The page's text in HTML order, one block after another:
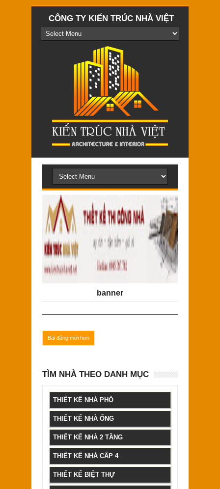
CÔNG TY KIẾN TRÚC NHÀ VIỆT
banner
Bài đăng mới hơn
TÌM NHÀ THEO DANH MỤC
THIẾT KẾ NHÀ PHỐ
THIẾT KẾ NHÀ ỐNG
THIẾT KẾ NHÀ 2 TẦNG
THIẾT KẾ NHÀ CẤP 4
THIẾT KẾ BIỆT THỰ